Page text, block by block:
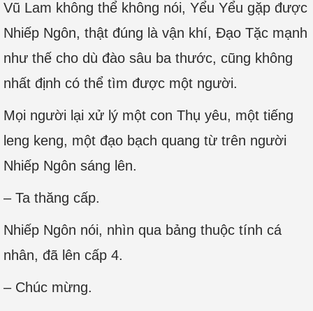
Vũ Lam không thể không nói, Yểu Yểu gặp được
Nhiếp Ngôn, thật đúng là vận khí, Đạo Tặc mạnh
như thế cho dù đào sâu ba thước, cũng không
nhất định có thể tìm được một người.
Mọi người lại xử lý một con Thụ yêu, một tiếng
leng keng, một đạo bạch quang từ trên người
Nhiếp Ngôn sáng lên.
– Ta thăng cấp.
Nhiếp Ngôn nói, nhìn qua bảng thuộc tính cá
nhân, đã lên cấp 4.
– Chúc mừng.